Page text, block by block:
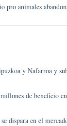
pro animales
y Nafarroa y
de beneficio
dispara en el